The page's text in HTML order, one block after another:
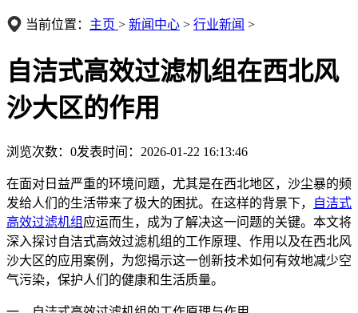
当前位置： 主页 > 新闻中心 > 行业新闻 >
自洁式高效过滤机组在西北风
沙大区的作用
浏览次数： 0发表时间：2026-01-22 16:13:46
在面对日益严重的环境问题，尤其是在西北地区，沙尘暴的频
发给人们的生活带来了极大的困扰。在这样的背景下，
自洁式
高效过滤机组 应运而生，成为了解决这一问题的关键。本文将
深入探讨自洁式高效过滤机组的工作原理、作用以及在西北风
沙大区的应用案例，为您揭示这一创新技术如何有效地减少空
气污染，保护人们的健康和生活质量。